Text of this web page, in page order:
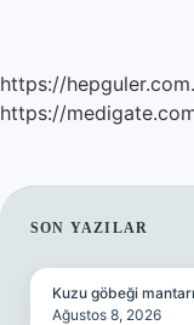
https://
https://
SON YAZILAR
Kuzu göbeği
Ağustos 8, 2026